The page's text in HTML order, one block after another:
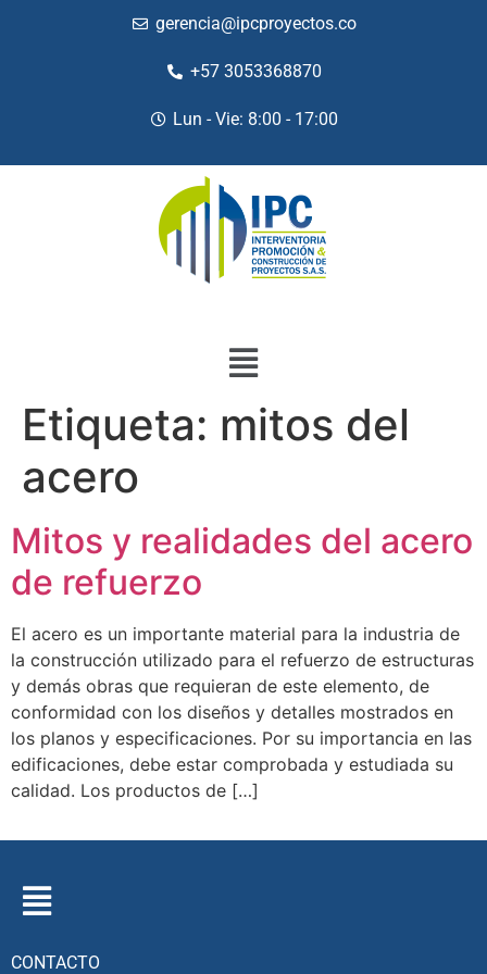
gerencia@ipcproyectos.co
+57 3053368870
Lun - Vie: 8:00 - 17:00
Etiqueta: mitos del
acero
Mitos y realidades del acero
de refuerzo
El acero es un importante material para la industria de
la construcción utilizado para el refuerzo de estructuras
y demás obras que requieran de este elemento, de
conformidad con los diseños y detalles mostrados en
los planos y especificaciones. Por su importancia en las
edificaciones, debe estar comprobada y estudiada su
calidad. Los productos de […]
CONTACTO